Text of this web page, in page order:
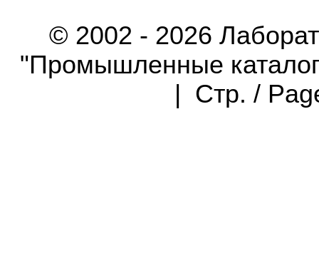
© 2002 - 2026
"Промышленные
| Стр. /